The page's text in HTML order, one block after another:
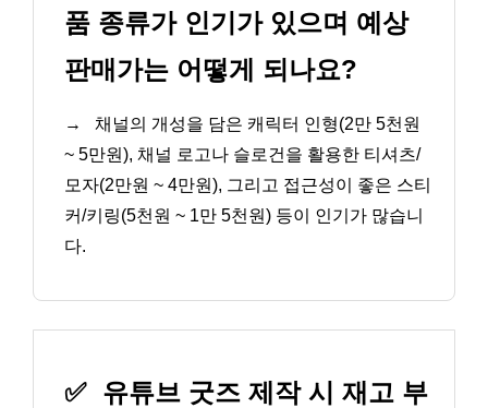
품 종류가 인기가 있으며 예상
판매가는 어떻게 되나요?
→
채널의 개성을 담은 캐릭터 인형(2만 5천원
~ 5만원), 채널 로고나 슬로건을 활용한 티셔츠/
모자(2만원 ~ 4만원), 그리고 접근성이 좋은 스티
커/키링(5천원 ~ 1만 5천원) 등이 인기가 많습니
다.
✅ 유튜브 굿즈 제작 시 재고 부